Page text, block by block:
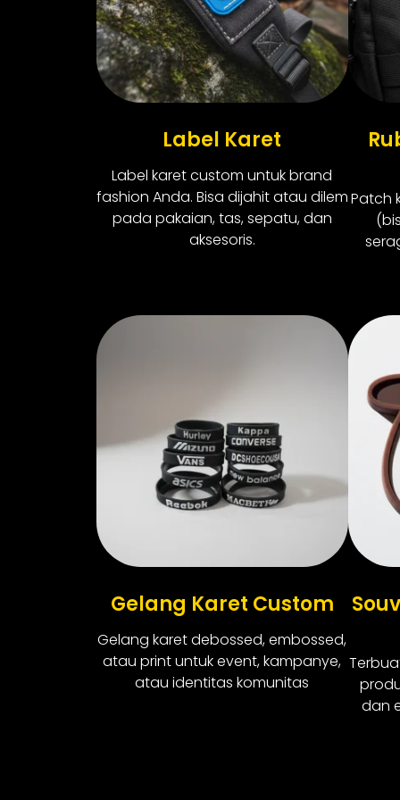
Label Karet
Label karet custom untuk brand
fashion Anda. Bisa dijahit atau dilem
pada pakaian, tas, sepatu, dan
aksesoris.
Patch
Gelang Karet Custom
Gelang karet debossed, embossed,
atau print untuk event, kampanye,
atau identitas komunitas
dan